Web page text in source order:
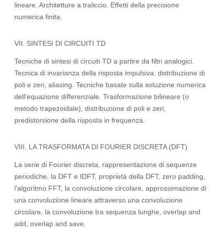
lineare. Architetture a traliccio. Effetti della precisione
numerica finita.
VII. SINTESI DI CIRCUITI TD
Tecniche di sintesi di circuiti TD a partire da filtri analogici.
Tecnica di invarianza della risposta impulsiva: distribuzione di
poli e zeri, aliasing. Tecniche basate sulla soluzione numerica
dell’equazione differenziale. Trasformazione bilineare (o
metodo trapezoidale), distribuzione di poli e zeri,
predistorsione della risposta in frequenza.
VIII. LA TRASFORMATA DI FOURIER DISCRETA (DFT)
La serie di Fourier discreta, rappresentazione di sequenze
periodiche, la DFT e IDFT, proprietà della DFT, zero padding,
l’algoritmo FFT, la convoluzione circolare, approssimazione di
una convoluzione lineare attraverso una convoluzione
circolare, la convoluzione tra sequenza lunghe, overlap and
add, overlap and save.